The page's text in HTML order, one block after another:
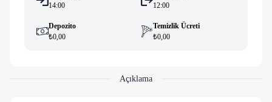
14:00
12:00
Depozito
₺0,00
Temizlik Ücreti
₺0,00
Açıklama